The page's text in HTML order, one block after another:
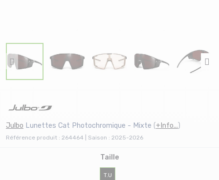
Julbo Lunettes Cat Photochromique - Mixte (+Info...)
Référence produit : 264464 | Saison : 2025-2026
Taille
T.U